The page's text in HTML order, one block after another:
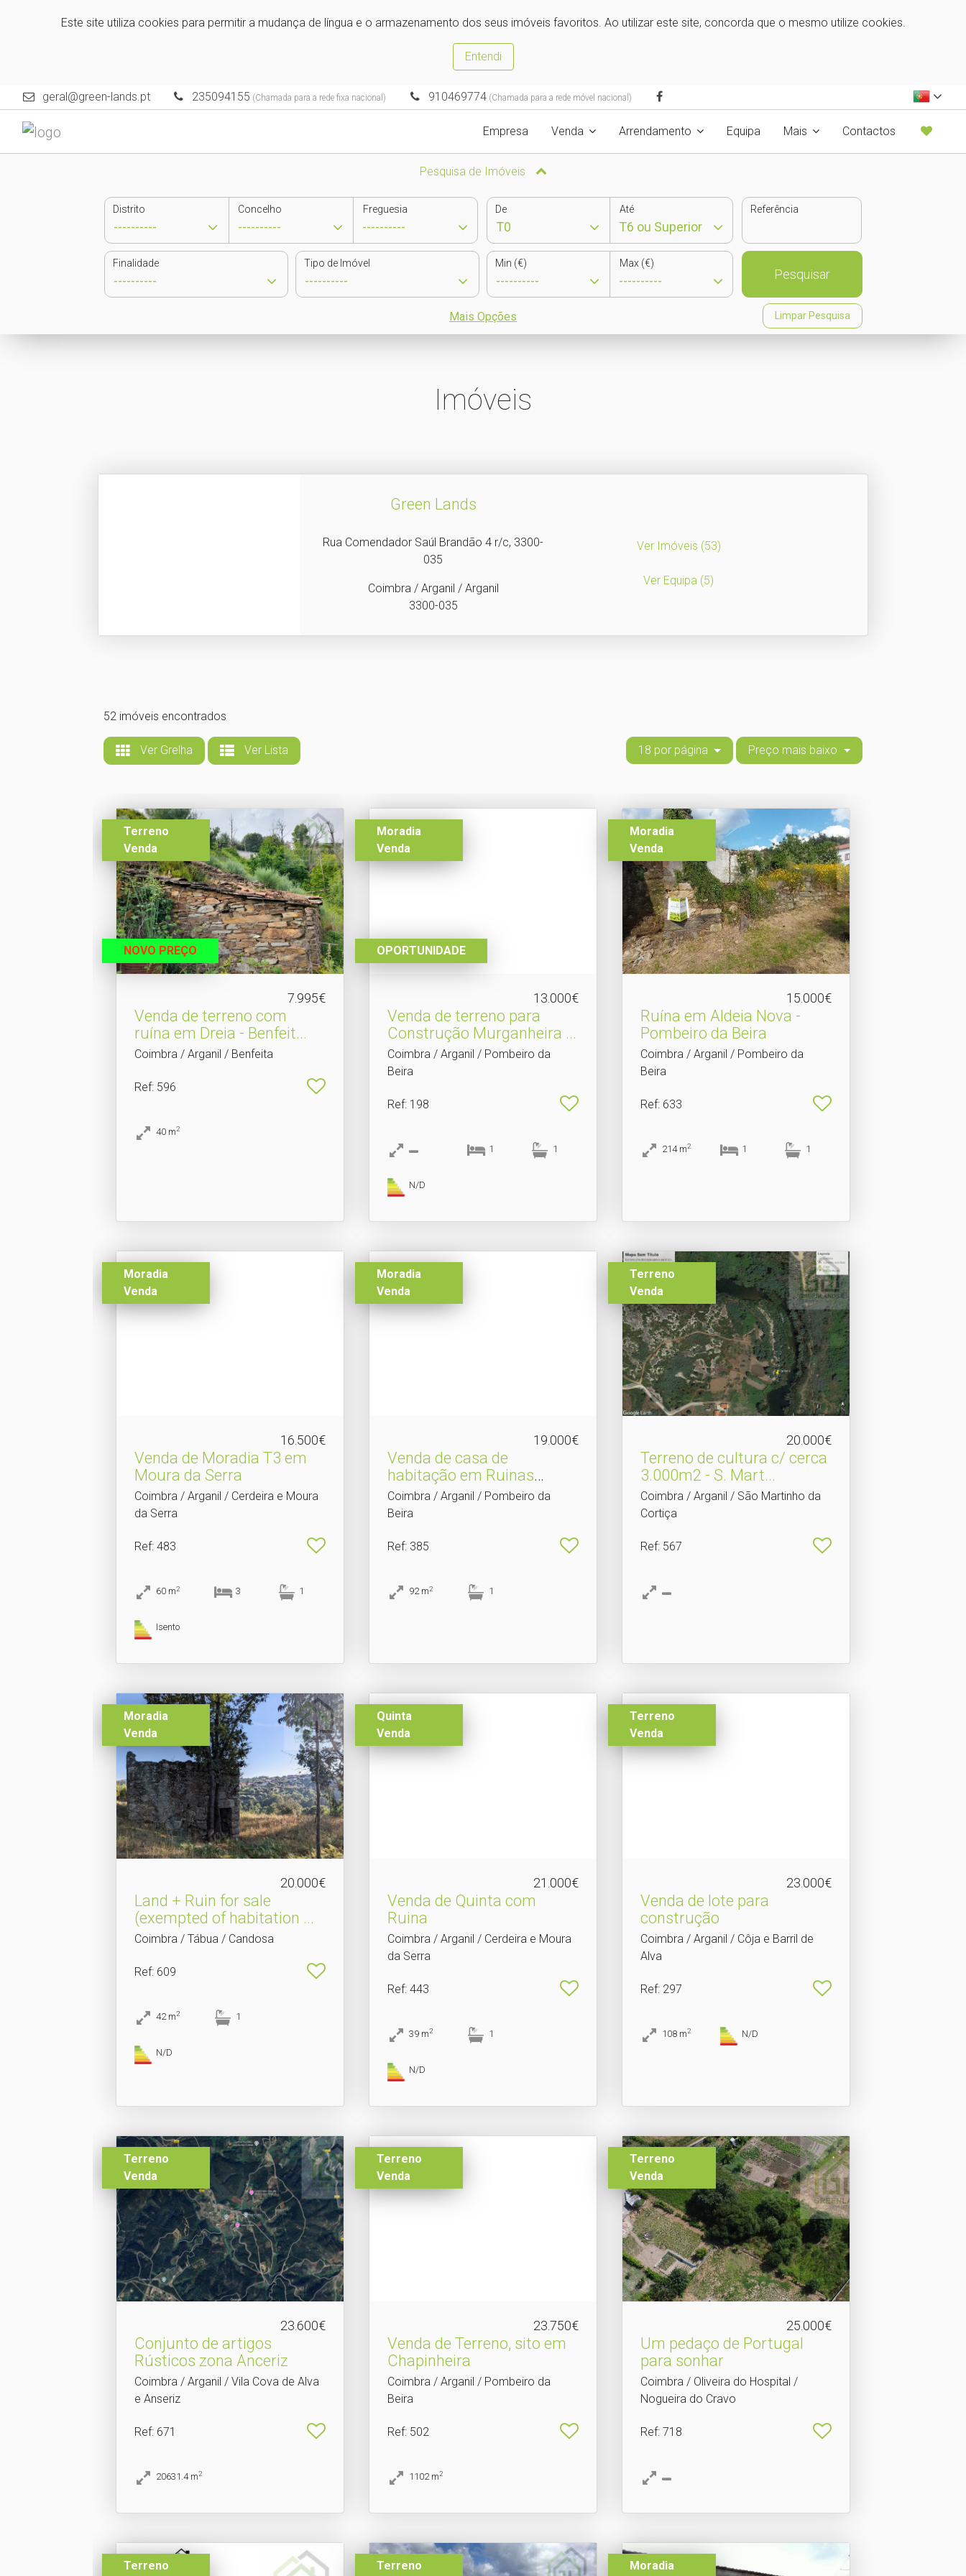
Este site utiliza cookies para permitir a mudança de língua e o armazenamento dos seus imóveis favoritos. Ao utilizar este site, concorda que o mesmo utilize cookies.
Entendi
geral@green-lands.pt 235094155 (Chamada para a rede fixa nacional) 910469774(Chamada para a rede móvel nacional)
Empresa Venda Arrendamento Equipa Mais Contactos
Pesquisa de Imóveis
Distrito Concelho Freguesia De Até Referência
Finalidade Tipo de Imóvel Min (€) Max (€)
Pesquisar
Mais Opções Limpar Pesquisa
Imóveis
Green Lands
Rua Comendador Saúl Brandão 4 r/c, 3300-
035
Coimbra / Arganil / Arganil
3300-035
Ver Imóveis (53)
Ver Equipa (5)
52 imóveis encontrados
Ver Grelha Ver Lista 18 por página Preço mais baixo
Terreno
Venda
NOVO PREÇO
7.995€
Venda de terreno com
ruína em Dreia - Benfeit.​..
Coimbra / Arganil / Benfeita
Ref: 596
40 m2
Moradia
Venda
OPORTUNIDADE
13.000€
Venda de terreno para
Construção Murganheira .​..
Coimbra / Arganil / Pombeiro da
Beira
Ref: 198
1 1
N/D
Moradia
Venda
15.000€
Ruína em Aldeia Nova -
Pombeiro da Beira
Coimbra / Arganil / Pombeiro da
Beira
Ref: 633
214 m2 1 1
Moradia
Venda
16.500€
Venda de Moradia T3 em
Moura da Serra
Coimbra / Arganil / Cerdeira e Moura
da Serra
Ref: 483
60 m2 3 1
Isento
Moradia
Venda
19.000€
Venda de casa de
habitação em Ruinas
localiza.​..
Coimbra / Arganil / Pombeiro da
Beira
Ref: 385
92 m2 1
Terreno
Venda
20.000€
Terreno de cultura c/ cerca
3.​000m2 - S. Mart...
Coimbra / Arganil / São Martinho da
Cortiça
Ref: 567
Moradia
Venda
20.000€
Land + Ruin for sale
(exempted of habitation .​..
Coimbra / Tábua / Candosa
Ref: 609
42 m2 1
N/D
Quinta
Venda
21.000€
Venda de Quinta com
Ruina
Coimbra / Arganil / Cerdeira e Moura
da Serra
Ref: 443
39 m2 1
N/D
Terreno
Venda
23.000€
Venda de lote para
construção
Coimbra / Arganil / Côja e Barril de
Alva
Ref: 297
108 m2 N/D
Terreno
Venda
23.600€
Conjunto de artigos
Rústicos zona Anceriz
Coimbra / Arganil / Vila Cova de Alva
e Anseriz
Ref: 671
20631.4 m2
Terreno
Venda
23.750€
Venda de Terreno, sito em
Chapinheira
Coimbra / Arganil / Pombeiro da
Beira
Ref: 502
1102 m2
Terreno
Venda
25.000€
Um pedaço de Portugal
para sonhar
Coimbra / Oliveira do Hospital /
Nogueira do Cravo
Ref: 718
Terreno Terreno Moradia